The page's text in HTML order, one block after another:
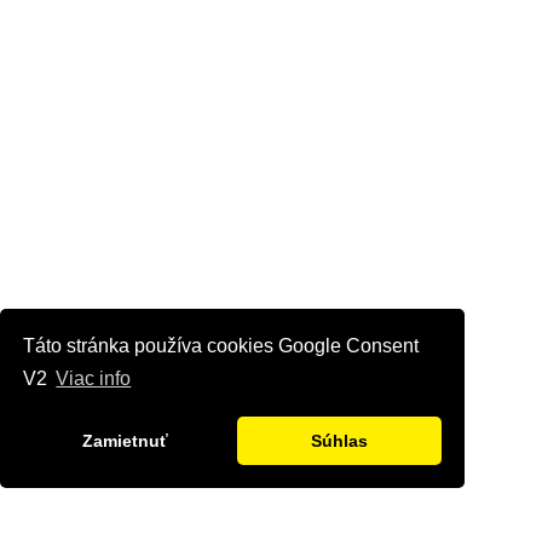
Táto stránka používa cookies Google Consent
V2 Viac info
Zamietnuť Súhlas